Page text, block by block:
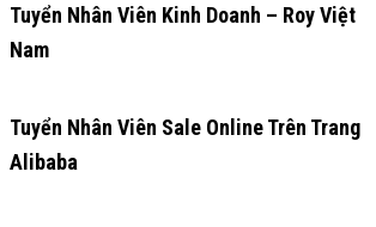
Tuyển Nhân Viên Kinh Doanh – Roy Việt
Nam
Tuyển Nhân Viên Sale Online Trên Trang
Alibaba